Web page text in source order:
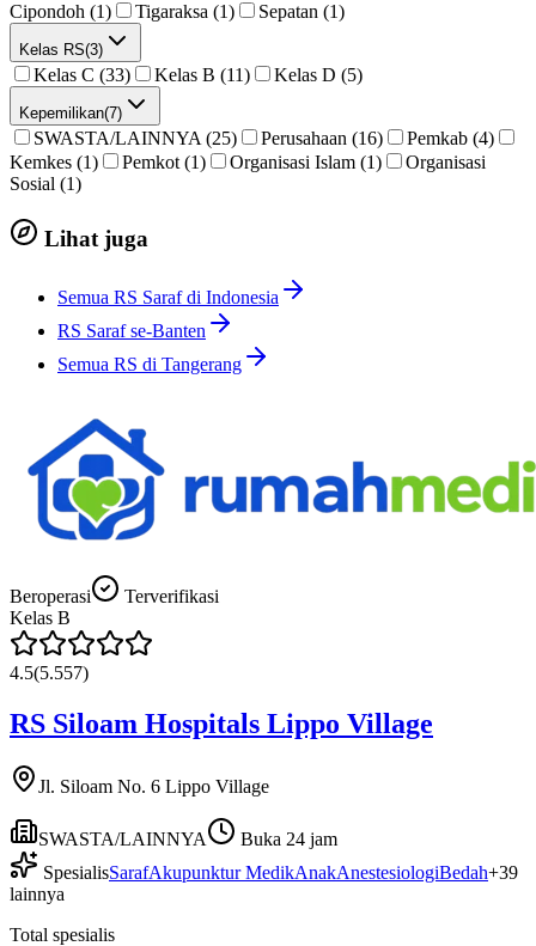
Cipondoh (1)
Tigaraksa (1) Sepatan (1)
Kelas RS(3)
Kelas C (33) Kelas B (11) Kelas D (5)
Kepemilikan(7)
SWASTA/LAINNYA (25) Perusahaan (16)
Pemkab (4)
Kemkes (1)
Pemkot (1) Organisasi Islam (1)
Organisasi
Sosial (1)
Lihat juga
Semua RS Saraf di Indonesia
RS Saraf se-Banten
Semua RS di Tangerang
Beroperasi
Terverifikasi
Kelas B
4.5(5.557)
RS Siloam Hospitals Lippo Village
Jl. Siloam No. 6 Lippo Village
SWASTA/LAINNYA
Buka 24 jam
SpesialisSarafAkupunktur MedikAnakAnestesiologiBedah+39
lainnya
Total spesialis